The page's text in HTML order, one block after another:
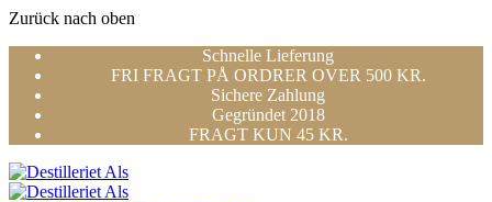
Zurück nach oben
Skip
content
Schnelle Lieferung
FRI FRAGT PÅ ORDRER OVER 500 KR.
Sichere Zahlung
Gegründet 2018
FRAGT KUN 45 KR.